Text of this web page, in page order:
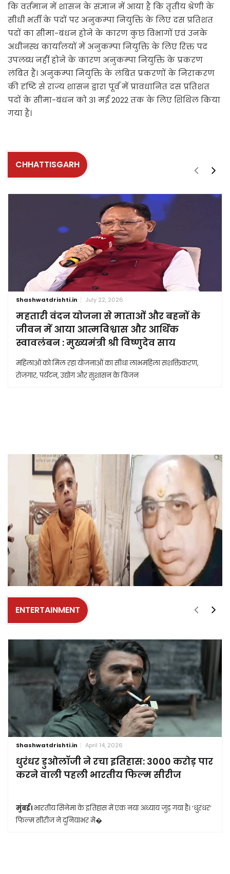
कि वर्तमान में शासन के संज्ञान में आया है कि तृतीय श्रेणी के
सीधी भर्ती के पदों पर अनुकम्पा नियुक्ति के लिए दस प्रतिशत
पदों का सीमा-बंधन होने के कारण कुछ विभागों एवं उनके
अधीनस्थ कार्यालयों में अनुकम्पा नियुक्ति के लिए रिक्त पद
उपलब्ध नहीं होने के कारण अनुकम्पा नियुक्ति के प्रकरण
लंबित हैं। अनुकम्पा नियुक्ति के लंबित प्रकरणों के निराकरण
की दृष्टि से राज्य शासन द्वारा पूर्व में प्रावधानित दस प्रतिशत
पदों के सीमा-बंधन को 31 मई 2022 तक के लिए शिथिल किया
गया है।
CHHATTISGARH
Shashwatdrishti.in July 22, 2026
महतारी वंदन योजना से माताओं और बहनों के
जीवन में आया आत्मविश्वास और आर्थिक
स्वावलंबन : मुख्यमंत्री श्री विष्णुदेव साय
महिलाओं को मिल रहा योजनाओं का सीधा लाभमहिला सशक्तिकरण,
रोजगार, पर्यटन, उद्योग और सुशासन के विजन
ENTERTAINMENT
Shashwatdrishti.in April 14, 2026
धुरंधर डुओलॉजी ने रचा इतिहास: 3000 करोड़ पार
करने वाली पहली भारतीय फिल्म सीरीज
मुंबई। भारतीय सिनेमा के इतिहास में एक नया अध्याय जुड़ गया है। ‘धुरंधर’
फिल्म सीरीज ने दुनियाभर मे�